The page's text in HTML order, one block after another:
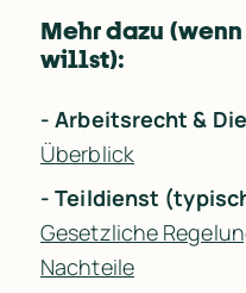
Mehr dazu
willst):
- Arbeitsrecht &
Überblick
- Teildienst
Gesetzliche
Nachteile